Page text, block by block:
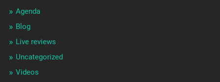
Agenda
Blog
Live reviews
Uncategorized
Videos